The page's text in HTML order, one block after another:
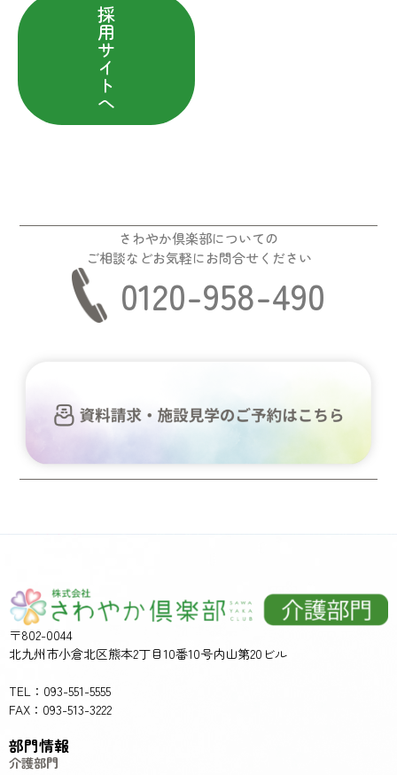
採
用
サ
イ
ト
へ
さわやか倶楽部についての
ご相談などお気軽にお問合せください
0120-958-490
〒802-0044
北九州市小倉北区熊本2丁目10番10号内山第20ビル
TEL：093-551-5555
FAX：093-513-3222
部門情報
介護部門